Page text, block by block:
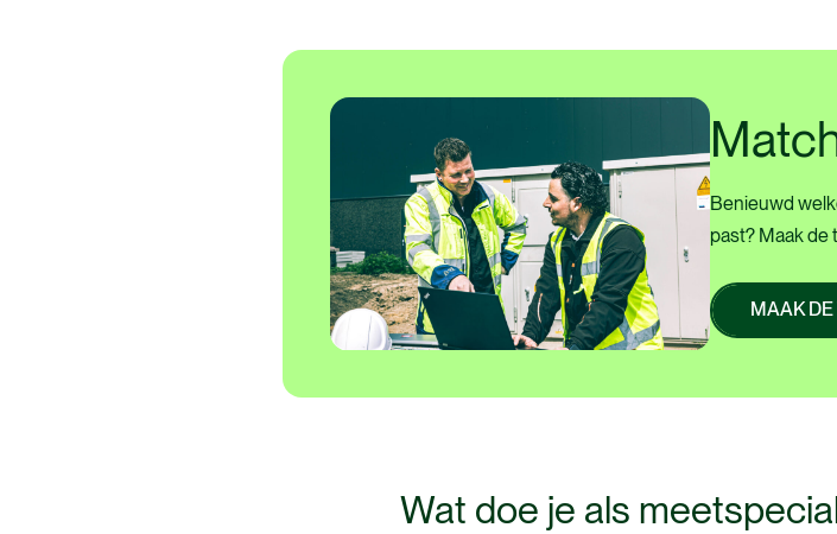
Benieuwd
past? Maak de
MAAK
Wat doe je als